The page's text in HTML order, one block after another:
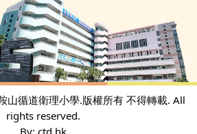
山循道衛理小學.版權所有 不得轉載. All
rights reserved.
By: ctd.hk